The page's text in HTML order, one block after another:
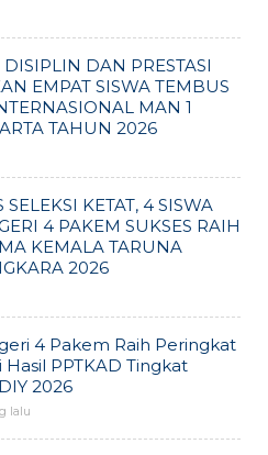
DISIPLIN DAN PRESTASI
EMPAT SISWA TEMBUS
MAN 1
TAHUN 2026
SELEKSI KETAT, 4 SISWA
4 PAKEM SUKSES RAIH
KEMALA TARUNA
2026
4 Pakem Raih Peringkat
Hasil PPTKAD Tingkat
2026
lalu